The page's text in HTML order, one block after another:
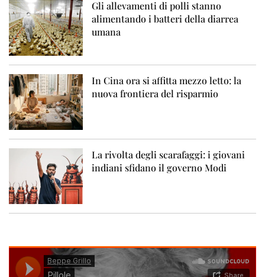
Gli allevamenti di polli stanno
alimentando i batteri della diarrea
umana
In Cina ora si affitta mezzo letto: la
nuova frontiera del risparmio
La rivolta degli scarafaggi: i giovani
indiani sfidano il governo Modi